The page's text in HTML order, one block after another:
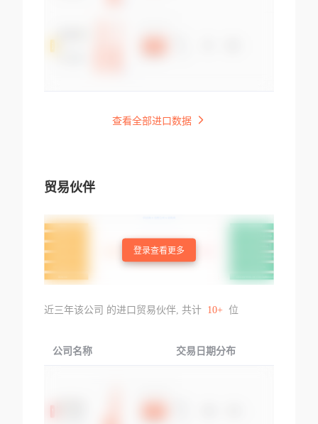
查看全部进口数据
贸易伙伴
登录查看更多
近三年该公司 的进口贸易伙伴, 共计 10+ 位
公司名称 交易日期分布